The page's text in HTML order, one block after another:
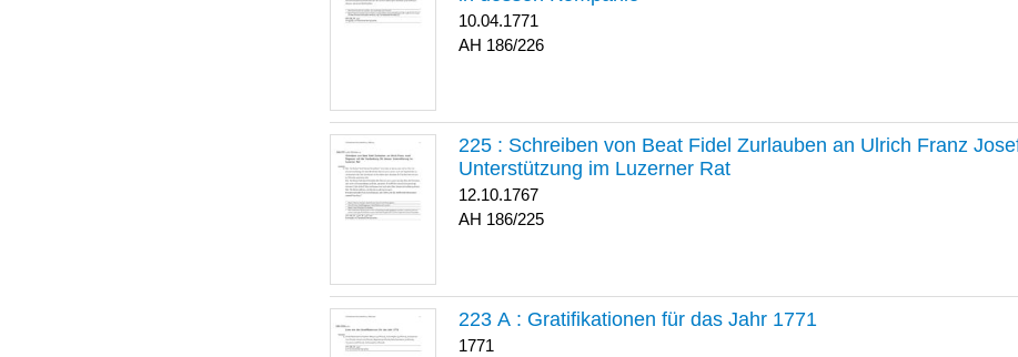
10.04.1771
186/226
225 : Schreiben von Beat Fidel Zurlauben an Ulrich Franz
Unterstützung im Luzerner Rat
12.10.1767
186/225
223 A : Gratifikationen für das Jahr 1771
1771